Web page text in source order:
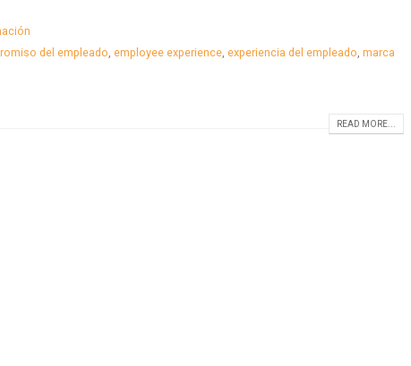
del empleado employee experience, experiencia del empleado marca
READ MORE...